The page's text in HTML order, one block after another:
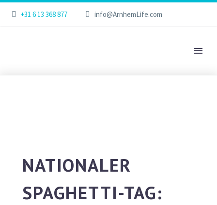
+31 6 13 368 877 info@ArnhemLife.com
NATIONALER
SPAGHETTI-TAG: